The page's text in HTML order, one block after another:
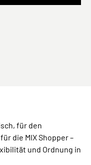
für den
die MIX Shopper –
und Ordnung in